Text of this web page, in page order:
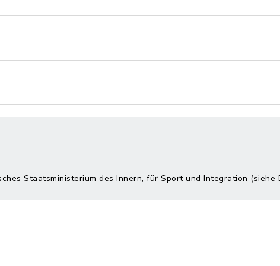
Staatsministerium des Innern, für Sport und Integration (siehe